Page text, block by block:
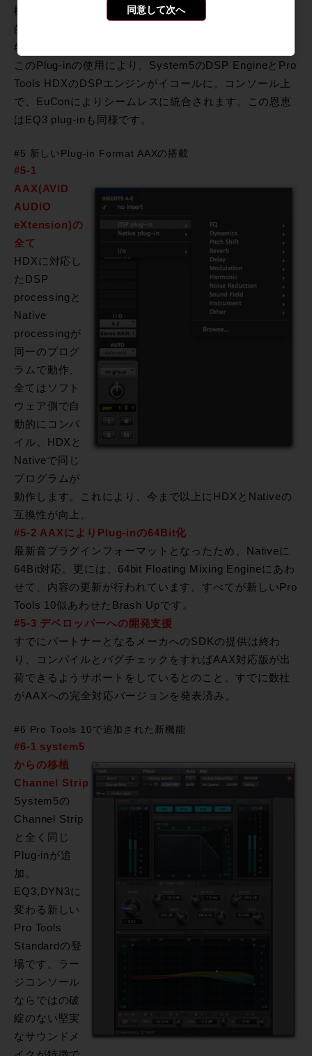
機能を網羅。EuCon対応コントローラーの利便性が圧倒
的に向上。
#4-2 System5から移植されたChannel Strio Plug-in
このPlug-inの使用により、System5のDSP EngineとPro
Tools HDXのDSPエンジンがイコールに。コンソール上
で、EuConによりシームレスに統合されます。この恩恵
はEQ3 plug-inも同様です。
#5 新しいPlug-in Format AAXの搭載
#5-1
AAX(AVID
AUDIO
eXtension)の
全て
HDXに対応し
たDSP
processingと
Native
processingが
同一のプログ
ラムで動作、
全てはソフト
ウェア側で自
動的にコンパ
イル。HDXと
Nativeで同じ
プログラムが
動作します。これにより、今まで以上にHDXとNativeの
互換性が向上。
#5-2 AAXによりPlug-inの64Bit化
最新音プラグインフォーマットとなったため、Nativeに
64Bit対応。更には、64bit Floating Mixing Engineにあわ
せて、内容の更新が行われています。すべてが新しいPro
Tools 10似あわせたBrash Upです。
#5-3 デベロッパーへの開発支援
すでにパートナーとなるメーカへのSDKの提供は終わ
り、コンパイルとバグチェックをすればAAX対応版が出
荷できるようサポートをしているとのこと。すでに数社
がAAXへの完全対応バージョンを発表済み。
#6 Pro Tools 10で追加された新機能
#6-1 system5
からの移植
Channel Strip
System5の
Channel Strip
と全く同じ
Plug-inが追
加。
EQ3,DYN3に
変わる新しい
Pro Tools
Standardの登
場です。ラー
ジコンソール
ならではの破
綻のない堅実
なサウンドメ
同意して次へ